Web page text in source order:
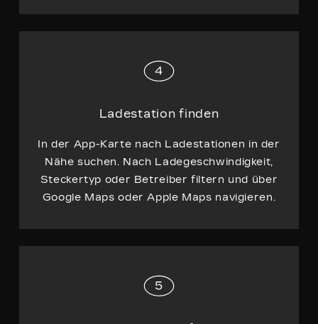
Ladestation finden
In der App-Karte nach Ladestationen in der
Nähe suchen. Nach Ladegeschwindigkeit,
Steckertyp oder Betreiber filtern und über
Google Maps oder Apple Maps navigieren.